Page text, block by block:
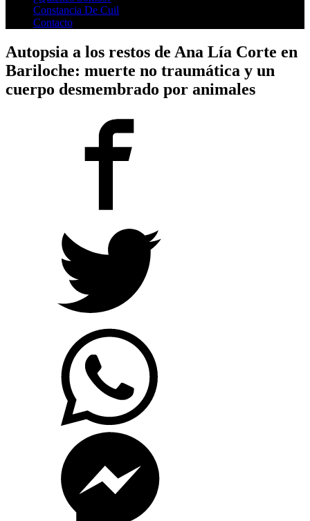
Constancia De Cuil
Contacto
Autopsia a los restos de Ana Lía Corte en
Bariloche: muerte no traumática y un
cuerpo desmembrado por animales